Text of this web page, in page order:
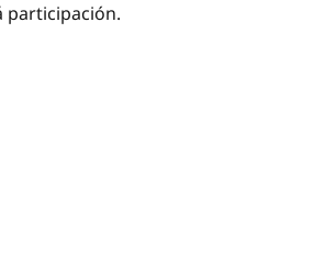
participación.